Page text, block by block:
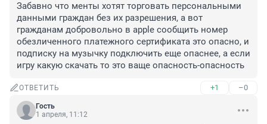
Забавно что менты хотят торговать персональными
данными граждан без их разрешения, а вот
гражданам добровольно в apple сообщить номер
обезличенного платежного сертификата это опасно, и
подписку на музычку подключить еще опаснее, а если
игру какую скачать то это ваще опасность-опасность
ОТВЕТИТЬ +1 –0
Гость
1 апреля, 11:12